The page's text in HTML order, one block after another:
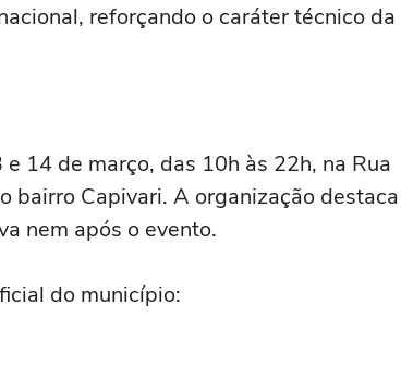
reforçando o caráter técnico da
14 de março, das 10h às 22h, na Rua
bairro Capivari. A organização destaca
nem após o evento.
do município: